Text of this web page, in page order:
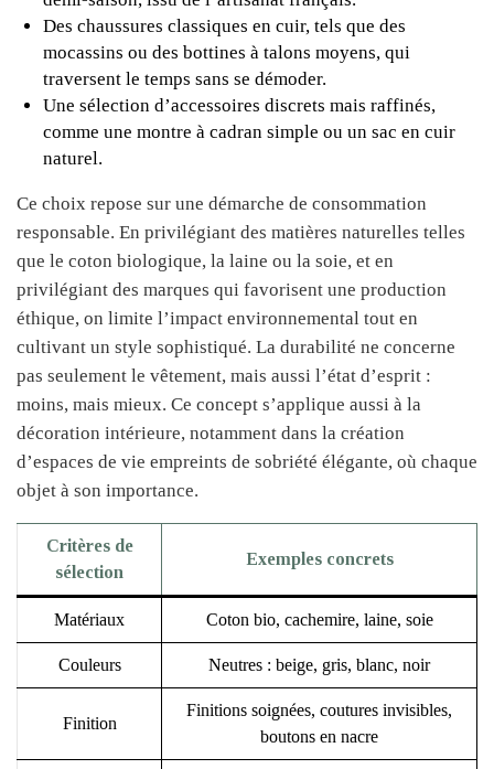
Des chaussures classiques en cuir, tels que des
mocassins ou des bottines à talons moyens, qui
traversent le temps sans se démoder.
Une sélection d’accessoires discrets mais raffinés,
comme une montre à cadran simple ou un sac en cuir
naturel.
Ce choix repose sur une démarche de consommation
responsable. En privilégiant des matières naturelles telles
que le coton biologique, la laine ou la soie, et en
privilégiant des marques qui favorisent une production
éthique, on limite l’impact environnemental tout en
cultivant un style sophistiqué. La durabilité ne concerne
pas seulement le vêtement, mais aussi l’état d’esprit :
moins, mais mieux. Ce concept s’applique aussi à la
décoration intérieure, notamment dans la création
d’espaces de vie empreints de sobriété élégante, où chaque
objet à son importance.
Critères de
sélection
Exemples concrets
Matériaux Coton bio, cachemire, laine, soie
Couleurs Neutres : beige, gris, blanc, noir
Finition
Finitions soignées, coutures invisibles,
boutons en nacre